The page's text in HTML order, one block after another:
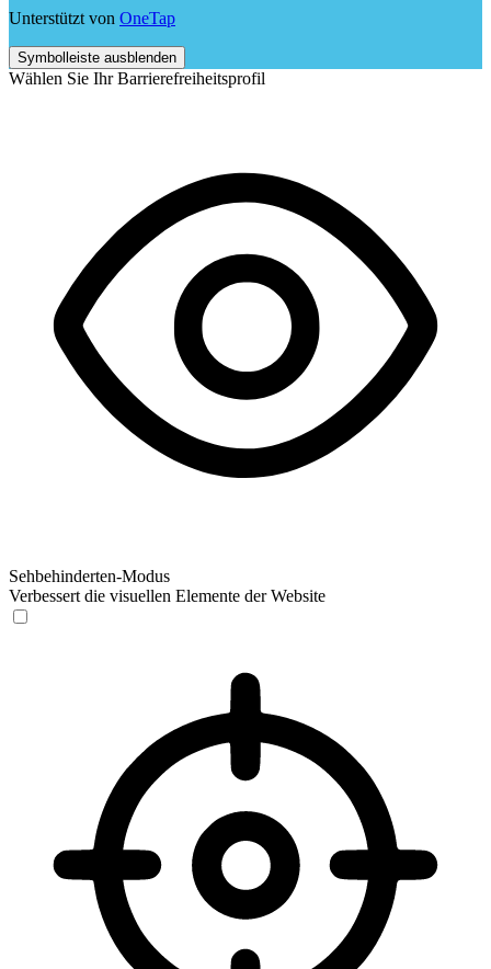
Unterstützt von OneTap
Symbolleiste ausblenden
Wählen Sie Ihr Barrierefreiheitsprofil
Sehbehinderten-Modus
Verbessert die visuellen Elemente der Website